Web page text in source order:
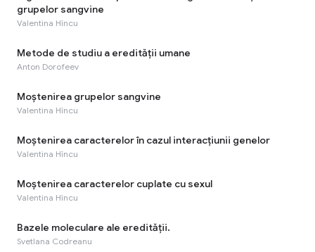
grupelor sangvine
Valentina Hîncu
Metode de studiu a eredității umane
Anton Dorofeev
Moștenirea grupelor sangvine
Valentina Hîncu
Moștenirea caracterelor în cazul interacțiunii genelor
Valentina Hîncu
Moștenirea caracterelor cuplate cu sexul
Valentina Hîncu
Bazele moleculare ale eredității.
Svetlana Codreanu